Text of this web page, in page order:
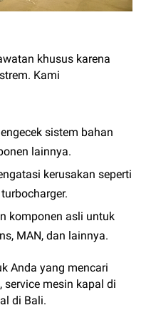
khusus karena
Kami
sistem bahan
lainnya.
kerusakan seperti
komponen asli untuk
MAN, dan lainnya.
Anda yang mencari
service mesin kapal di
di Bali.